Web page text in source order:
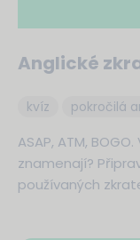
Anglické
kvíz pokročilá
ASAP, ATM,
znamenají?
používaných